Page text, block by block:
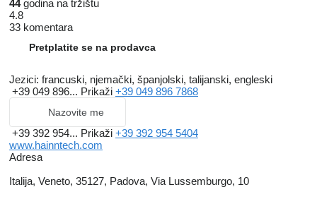
44godina na tržištu
4.8
33 komentara
Pretplatite se na prodavca
Jezici: francuski, njemački, španjolski, talijanski, engleski
+39 049 896... Prikaži +39 049 896 7868
Nazovite me
+39 392 954... Prikaži +39 392 954 5404
www.hainntech.com
Adresa
Italija, Veneto, 35127, Padova, Via Lussemburgo, 10